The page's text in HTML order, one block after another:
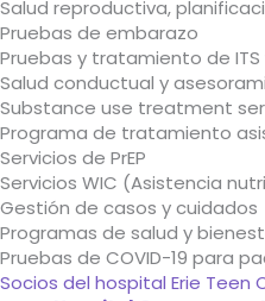
Salud reproductiva,
Pruebas de embarazo
Pruebas y tratamiento de ITS
Salud conductual y
Substance use treatment
Programa de tratamiento
Servicios de PrEP
Servicios WIC (Asistencia
Gestión de casos y cuidados
Programas de salud y
Pruebas de COVID-19 para
Socios del hospital Erie Teen